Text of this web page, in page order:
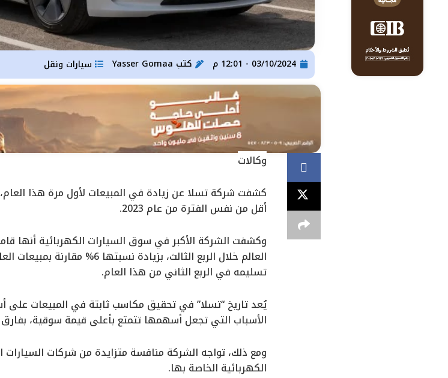
03/10/2024 - 12:01 م كتب سيارات ونقل
وكالات
كشفت شركة تسلا عن زيادة في المبيعات لأول مرة هذا العام،
أقل من نفس الفترة من عام 2023.
تسليمه في الربع الثاني من هذا العام.
يُعد تاريخ “تسلا” في تحقيق مكاسب ثابتة في المبيعات
الأسباب التي تجعل أسهمها تتمتع بأعلى قيمة سوقية،
ومع ذلك، تواجه الشركة منافسة متزايدة من شركات السيارات
الكهربائية الخاصة بها.